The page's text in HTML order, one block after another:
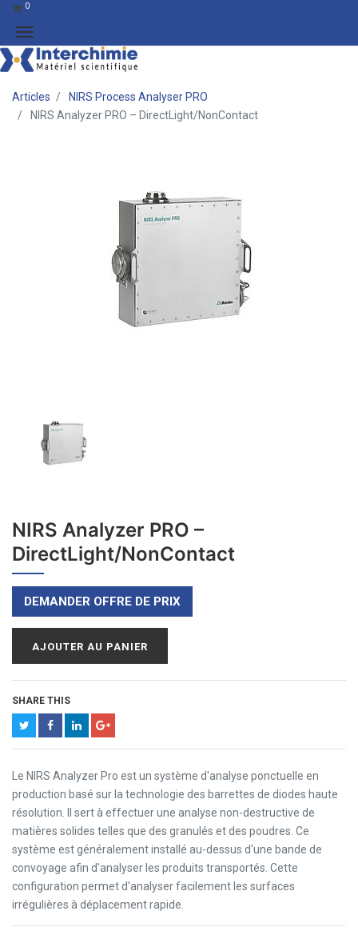
0
Articles
NIRS Process Analyser PRO
NIRS Analyzer PRO – DirectLight/NonContact
NIRS Analyzer PRO –
DirectLight/NonContact
DEMANDER OFFRE DE PRIX
AJOUTER AU PANIER
SHARE THIS
Le NIRS Analyzer Pro est un système d'analyse ponctuelle en
production basé sur la technologie des barrettes de diodes haute
résolution. Il sert à effectuer une analyse non-destructive de
matières solides telles que des granulés et des poudres. Ce
système est généralement installé au-dessus d'une bande de
convoyage afin d'analyser les produits transportés. Cette
configuration permet d'analyser facilement les surfaces
irrégulières à déplacement rapide.